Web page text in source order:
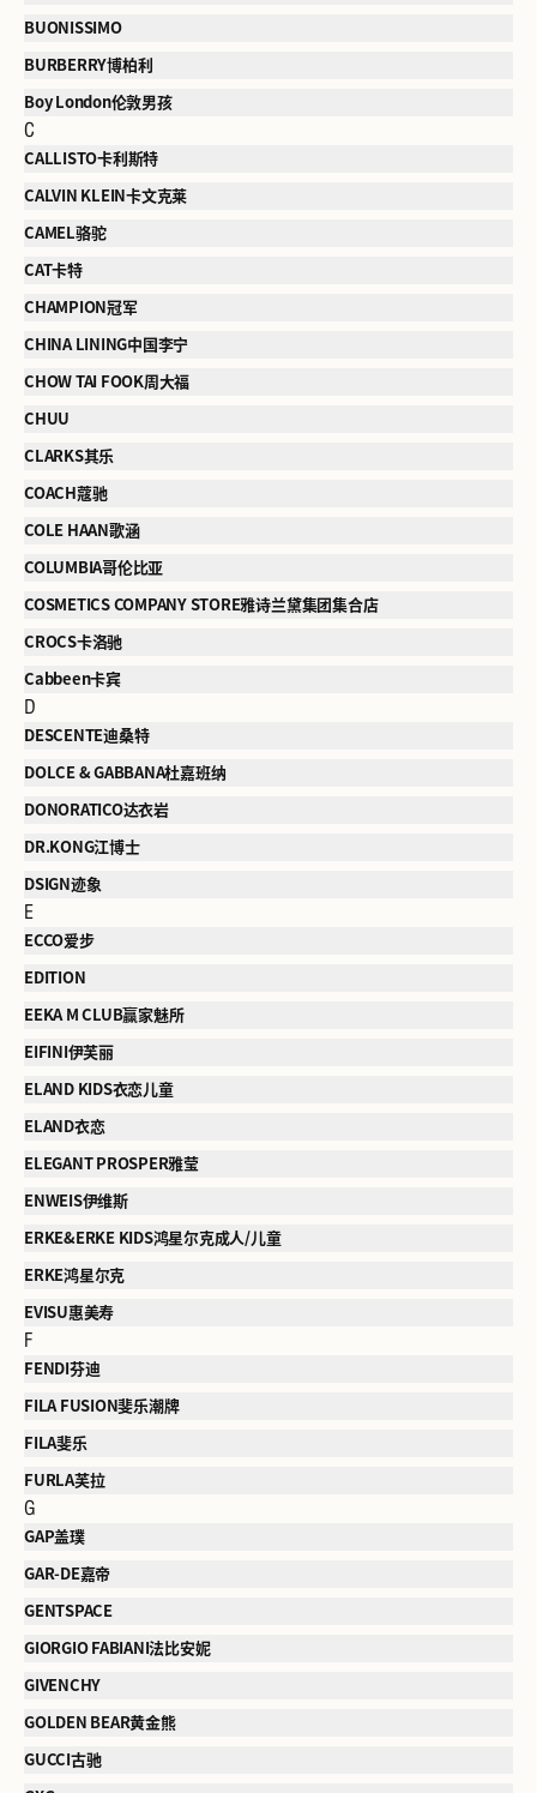
BUONISSIMO
BURBERRY博柏利
Boy London伦敦男孩
C
CALLISTO卡利斯特
CALVIN KLEIN卡文克莱
CAMEL骆驼
CAT卡特
CHAMPION冠军
CHINA LINING中国李宁
CHOW TAI FOOK周大福
CHUU
CLARKS其乐
COACH蔻驰
COLE HAAN歌涵
COLUMBIA哥伦比亚
COSMETICS COMPANY STORE雅诗兰黛集团集合店
CROCS卡洛驰
Cabbeen卡宾
D
DESCENTE迪桑特
DOLCE & GABBANA杜嘉班纳
DONORATICO达衣岩
DR.KONG江博士
DSIGN迹象
E
ECCO爱步
EDITION
EEKA M CLUB赢家魅所
EIFINI伊芙丽
ELAND KIDS衣恋儿童
ELAND衣恋
ELEGANT PROSPER雅莹
ENWEIS伊维斯
ERKE&ERKE KIDS鸿星尔克成人/儿童
ERKE鸿星尔克
EVISU惠美寿
F
FENDI芬迪
FILA FUSION斐乐潮牌
FILA斐乐
FURLA芙拉
G
GAP盖璞
GAR-DE嘉帝
GENTSPACE
GIORGIO FABIANI法比安妮
GIVENCHY
GOLDEN BEAR黄金熊
GUCCI古驰